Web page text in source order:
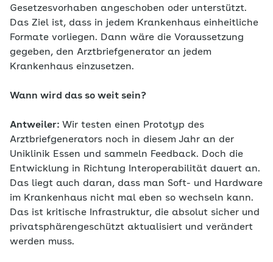
Gesetzesvorhaben angeschoben oder unterstützt.
Das Ziel ist, dass in jedem Krankenhaus einheitliche
Formate vorliegen. Dann wäre die Voraussetzung
gegeben, den Arztbriefgenerator an jedem
Krankenhaus einzusetzen.
Wann wird das so weit sein?
Antweiler: Wir testen einen Prototyp des
Arztbriefgenerators noch in diesem Jahr an der
Uniklinik Essen und sammeln Feedback. Doch die
Entwicklung in Richtung Interoperabilität dauert an.
Das liegt auch daran, dass man Soft- und Hardware
im Krankenhaus nicht mal eben so wechseln kann.
Das ist kritische Infrastruktur, die absolut sicher und
privatsphärengeschützt aktualisiert und verändert
werden muss.